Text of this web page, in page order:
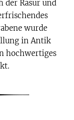
der Rasur und
wurde
in Antik
hochwertiges